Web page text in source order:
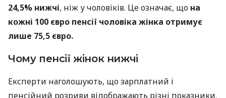
24,5% нижчі, ніж у чоловіків. Це означає, що на
кожні 100 євро пенсії чоловіка жінка отримує
лише 75,5 євро.
Чому пенсії жінок нижчі
Експерти наголошують, що зарплатний і
пенсійний розриви відображають різні показники.